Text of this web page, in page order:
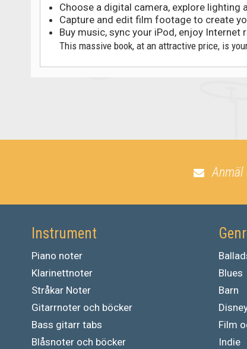
Choose a digital camera, explore
Capture and edit film footage to create
Buy music, sync your iPod, enjoy Internet
This massive book, at an attractive price, is
Anmäl
Instrument
Piano noter
Klarinettnoter
Stråkar Noter
Gitarrnoter och böcker
Bass gitarr tabs
Blåsnoter och böcker
Blues
Barn
Film
Indie